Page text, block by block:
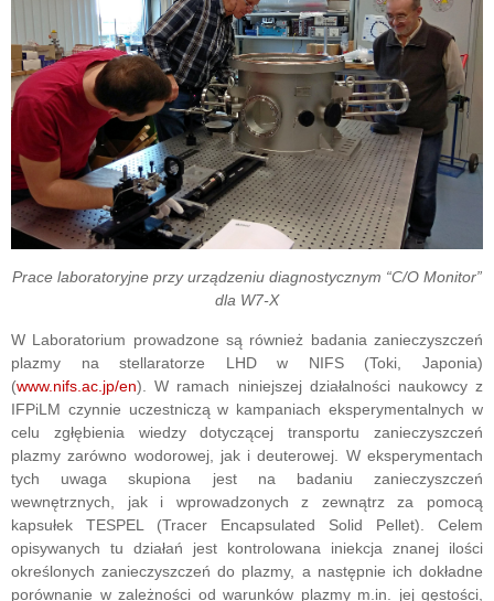
Prace laboratoryjne przy urządzeniu diagnostycznym “C/O Monitor”
dla W7-X
W Laboratorium prowadzone są również badania zanieczyszczeń
plazmy na stellaratorze LHD w NIFS (Toki, Japonia)
(www.nifs.ac.jp/en). W ramach niniejszej działalności naukowcy z
IFPiLM czynnie uczestniczą w kampaniach eksperymentalnych w
celu zgłębienia wiedzy dotyczącej transportu zanieczyszczeń
plazmy zarówno wodorowej, jak i deuterowej. W eksperymentach
tych uwaga skupiona jest na badaniu zanieczyszczeń
wewnętrznych, jak i wprowadzonych z zewnątrz za pomocą
kapsułek TESPEL (Tracer Encapsulated Solid Pellet). Celem
opisywanych tu działań jest kontrolowana iniekcja znanej ilości
określonych zanieczyszczeń do plazmy, a następnie ich dokładne
porównanie w zależności od warunków plazmy m.in. jej gęstości,